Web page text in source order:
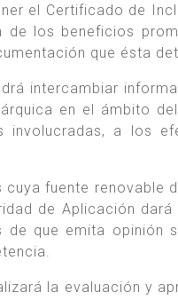
el Certificado de
de los beneficios
que ésta
intercambiar
en el ámbito
involucradas, a los
fuente renovable
de Aplicación
de que emita
la evaluación y